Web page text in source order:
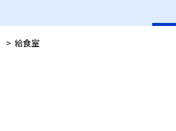
> 給食室